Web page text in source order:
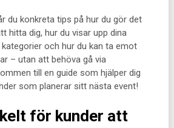
du konkreta tips på hur du gör det
hitta dig, hur du visar upp dina
och hur du kan ta emot
– utan att behöva gå via
till en guide som hjälper dig
som planerar sitt nästa event!
för kunder att